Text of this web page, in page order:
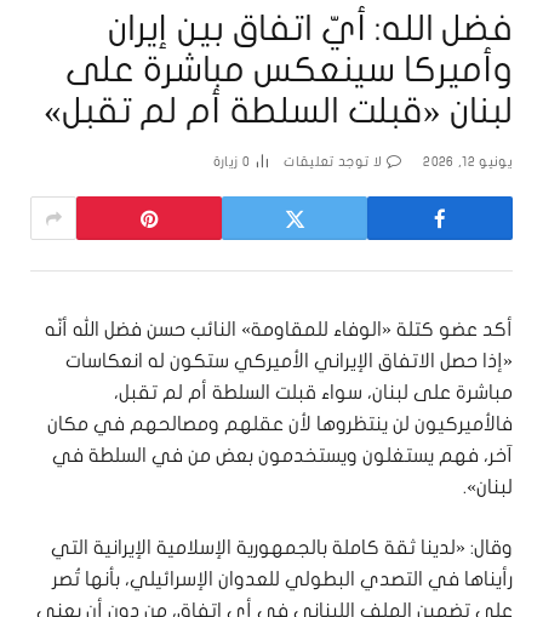
فضل الله: أيّ اتفاق بين إيران
وأميركا سينعكس مباشرة على
لبنان «قبلت السلطة أم لم تقبل»
يونيو 12, 2026 لا توجد تعليقات 0 زيارة
أكد عضو كتلة «الوفاء للمقاومة» النائب حسن فضل الله أنّه
«إذا حصل الاتفاق الإيراني الأميركي ستكون له انعكاسات
مباشرة على لبنان، سواء قبلت السلطة أم لم تقبل،
فالأميركيون لن ينتظروها لأن عقلهم ومصالحهم في مكان
آخر، فهم يستغلون ويستخدمون بعض من في السلطة في
لبنان».
وقال: «لدينا ثقة كاملة بالجمهورية الإسلامية الإيرانية التي
رأيناها في التصدي البطولي للعدوان الإسرائيلي، بأنها تُصر
على تضمين الملف اللبناني في أي اتفاق، من دون أن يعني